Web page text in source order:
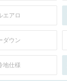
エアロ
ダウン
地仕様